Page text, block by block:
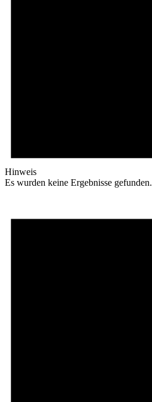
Hinweis
Es wurden keine Ergebnisse gefunden.